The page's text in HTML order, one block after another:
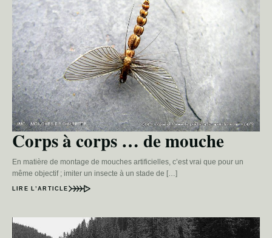
Corps à corps … de mouche
En matière de montage de mouches artificielles, c’est vrai que pour un
même objectif ; imiter un insecte à un stade de […]
LIRE L’ARTICLE